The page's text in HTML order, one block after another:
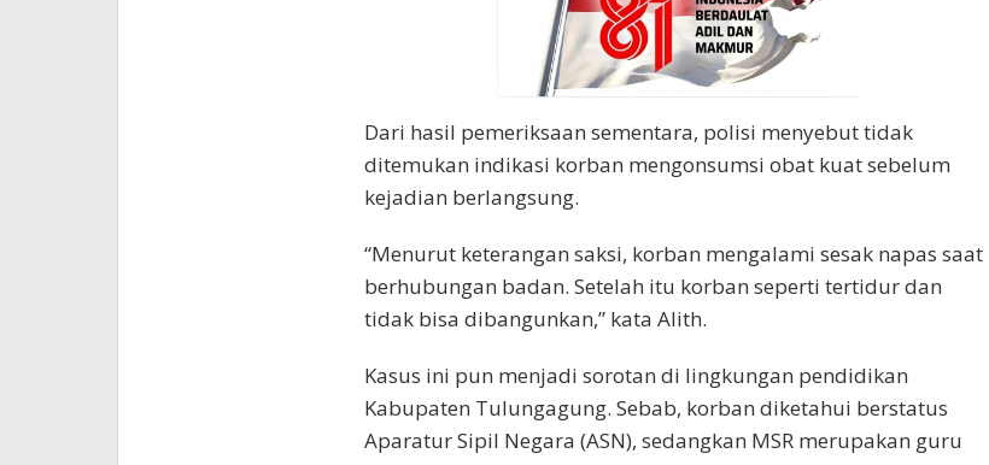
Dari hasil pemeriksaan sementara, polisi menyebut tidak
ditemukan indikasi korban mengonsumsi obat kuat sebelum
kejadian berlangsung.
“Menurut keterangan saksi, korban mengalami sesak napas saat
berhubungan badan. Setelah itu korban seperti tertidur dan
tidak bisa dibangunkan,” kata Alith.
Kasus ini pun menjadi sorotan di lingkungan pendidikan
Kabupaten Tulungagung. Sebab, korban diketahui berstatus
Aparatur Sipil Negara (ASN), sedangkan MSR merupakan guru